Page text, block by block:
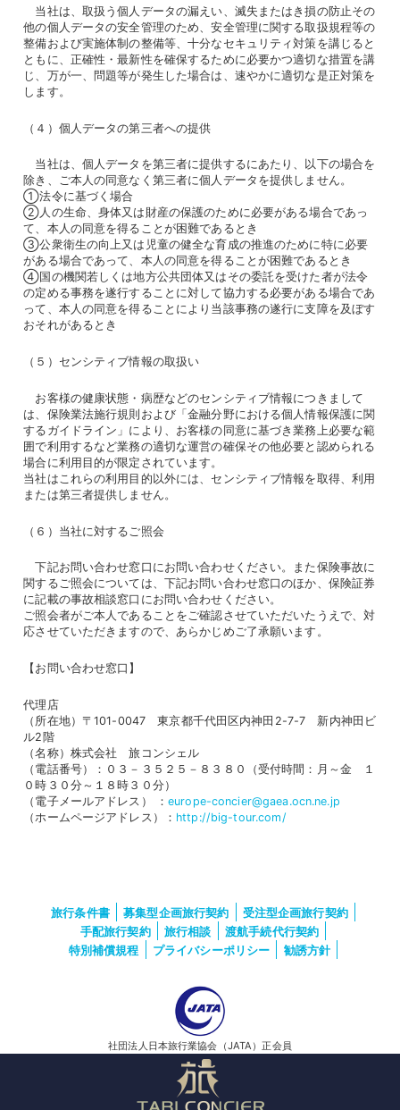
当社は、取扱う個人データの漏えい、滅失またはき損の防止その
他の個人データの安全管理のため、安全管理に関する取扱規程等の
整備および実施体制の整備等、十分なセキュリティ対策を講じると
ともに、正確性・最新性を確保するために必要かつ適切な措置を講
じ、万が一、問題等が発生した場合は、速やかに適切な是正対策を
します。
（４）個人データの第三者への提供
当社は、個人データを第三者に提供するにあたり、以下の場合を
除き、ご本人の同意なく第三者に個人データを提供しません。
①法令に基づく場合
②人の生命、身体又は財産の保護のために必要がある場合であっ
て、本人の同意を得ることが困難であるとき
③公衆衛生の向上又は児童の健全な育成の推進のために特に必要
がある場合であって、本人の同意を得ることが困難であるとき
④国の機関若しくは地方公共団体又はその委託を受けた者が法令
の定める事務を遂行することに対して協力する必要がある場合であ
って、本人の同意を得ることにより当該事務の遂行に支障を及ぼす
おそれがあるとき
（５）センシティブ情報の取扱い
お客様の健康状態・病歴などのセンシティブ情報につきまして
は、保険業法施行規則および「金融分野における個人情報保護に関
するガイドライン」により、お客様の同意に基づき業務上必要な範
囲で利用するなど業務の適切な運営の確保その他必要と認められる
場合に利用目的が限定されています。
当社はこれらの利用目的以外には、センシティブ情報を取得、利用
または第三者提供しません。
（６）当社に対するご照会
下記お問い合わせ窓口にお問い合わせください。また保険事故に
関するご照会については、下記お問い合わせ窓口のほか、保険証券
に記載の事故相談窓口にお問い合わせください。
ご照会者がご本人であることをご確認させていただいたうえで、対
応させていただきますので、あらかじめご了承願います。
【お問い合わせ窓口】
代理店
（所在地）〒101-0047 東京都千代田区内神田2-7-7 新内神田ビ
ル2階
（名称）株式会社 旅コンシェル
（電話番号）：０３－３５２５－８３８０（受付時間：月～金 １
０時３０分～１８時３０分）
（電子メールアドレス） ：europe-concier@gaea.ocn.ne.jp
（ホームページアドレス）： http://big-tour.com/
旅行条件書 募集型企画旅行契約
受注型企画旅行契約
手配旅行契約
旅行相談
渡航手続代行契約
特別補償規程
プライバシーポリシー 勧誘方針
社団法人日本旅行業協会（JATA）正会員